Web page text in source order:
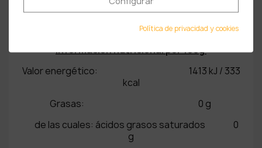
Sal: 0 g
Tomillo
Información nutricional por 100g
Valor energético: 1413 kJ / 333
kcal
Grasas: 0 g
de las cuales: ácidos grasos saturados 0
g
Política de privacidad y cookies